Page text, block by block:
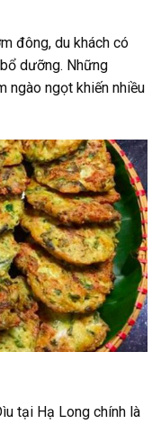
đông, du khách có
dưỡng. Những
ngào ngọt khiến nhiều
tại Hạ Long chính là